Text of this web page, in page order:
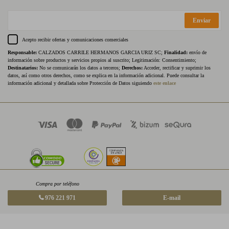
Enviar
Acepto recibir ofertas y comunicaciones comerciales
Responsable: CALZADOS CARRILE HERMANOS GARCIA URIZ SC; Finalidad: envío de
información sobre productos y servicios propios al suscrito; Legitimación: Consentimiento;
Destinatarios: No se comunicarán los datos a terceros; Derechos: Acceder, rectificar y suprimir los
datos, así como otros derechos, como se explica en la información adicional. Puede consultar la
información adicional y detallada sobre Protección de Datos siguiendo este enlace
Compra por teléfono
976 221 971 E-mail